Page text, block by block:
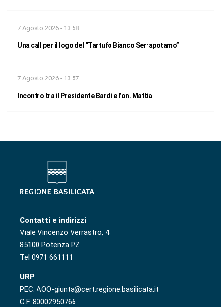
7 Agosto 2026 - 13:58
Una call per il logo del “Tartufo Bianco Serrapotamo”
7 Agosto 2026 - 13:57
Incontro tra il Presidente Bardi e l’on. Mattia
Contatti e indirizzi
Viale Vincenzo Verrastro, 4
85100 Potenza PZ
Tel 0971 661111
URP
PEC: AOO-giunta@cert.regione.basilicata.it
C.F. 80002950766